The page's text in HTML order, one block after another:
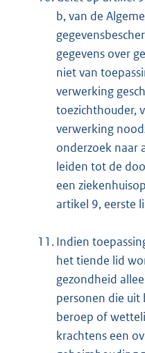
b, van de
gegevens over
niet van
verwerking
toezichthouder,
verwerking
onderzoek naar
leiden tot de
een
artikel 9, eerste
11.Indien
het tiende lid
gezondheid
personen die
beroep of
krachtens een